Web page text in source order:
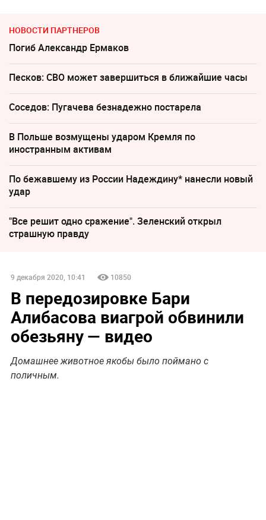
НОВОСТИ ПАРТНЕРОВ
Погиб Александр Ермаков
Песков: СВО может завершиться в ближайшие часы
Соседов: Пугачева безнадежно постарела
В Польше возмущены ударом Кремля по
иностранным активам
По бежавшему из России Надеждину* нанесли новый
удар
"Все решит одно сражение". Зеленский открыл
страшную правду
9 декабря 2020, 10:41 10850
В передозировке Бари
Алибасова виагрой обвинили
обезьяну — видео
Домашнее животное якобы было поймано с
поличным.